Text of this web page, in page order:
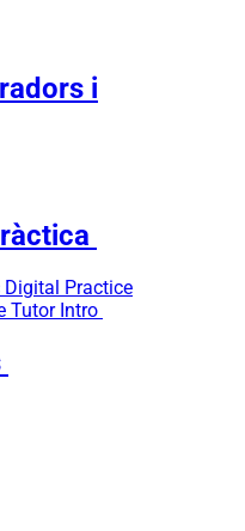
i
Practice
Tutor Intro